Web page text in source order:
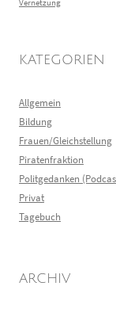
Vernetzung
KATEGORIEN
Allgemein
Bildung
Frauen/Gleichstellung
Piratenfraktion
Politgedanken
Privat
Tagebuch
ARCHIV